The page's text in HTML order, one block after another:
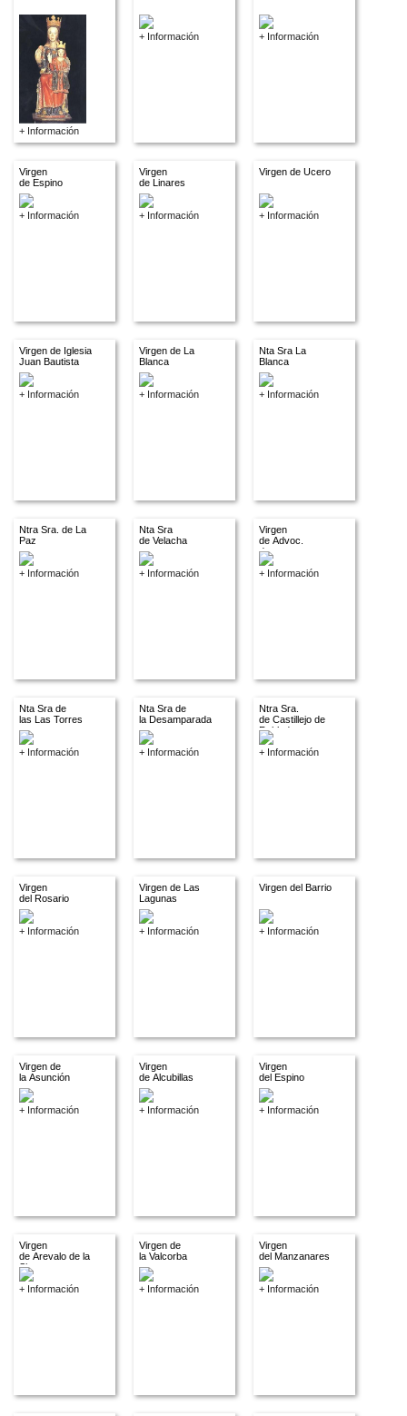
+ Información
+ Información + Información
Virgen
de Espino
+ Información
Virgen
de Linares
+ Información
Virgen de Ucero
+ Información
Virgen de Iglesia
Juan Bautista
+ Información
Virgen de La
Blanca
+ Información
Nta Sra La
Blanca
+ Información
Ntra Sra. de La
Paz
+ Información
Nta Sra
de Velacha
+ Información
Virgen
de Advoc.
descon.
+ Información
Nta Sra de
las Las Torres
+ Información
Nta Sra de
la Desamparada
+ Información
Ntra Sra.
de Castillejo de
Robledo
+ Información
Virgen
del Rosario
+ Información
Virgen de Las
Lagunas
+ Información
Virgen del Barrio
+ Información
Virgen de
la Asunción
+ Información
Virgen
de Alcubillas
+ Información
Virgen
del Espino
+ Información
Virgen
de Arevalo de la
Sierra
+ Información
Virgen de
la Valcorba
+ Información
Virgen
del Manzanares
+ Información